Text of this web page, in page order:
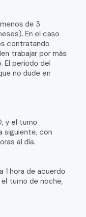
de 3
En el caso
contratando
trabajar por más
El periodo del
no dude en
y el turno
siguiente, con
al día.
1 hora de acuerdo
turno de noche,